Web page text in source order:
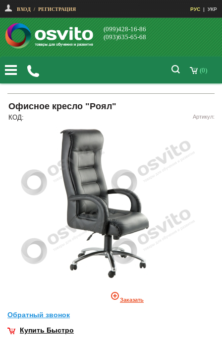
ВХОД / РЕГИСТРАЦИЯ РУС | УКР
(099)428-16-86
(093)635-65-68
(0)
Офисное кресло "Роял"
КОД: Артикул:
Заказать
Обратный звонок
Купить Быстро